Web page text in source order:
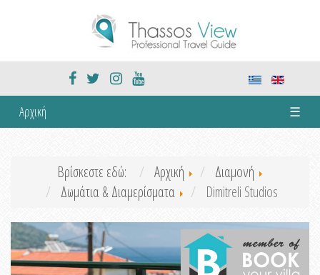
Αρχική ☰
Βρίσκεστε εδώ: Αρχική
Διαμονή
Δωμάτια & Διαμερίσματα
Dimitreli Studios